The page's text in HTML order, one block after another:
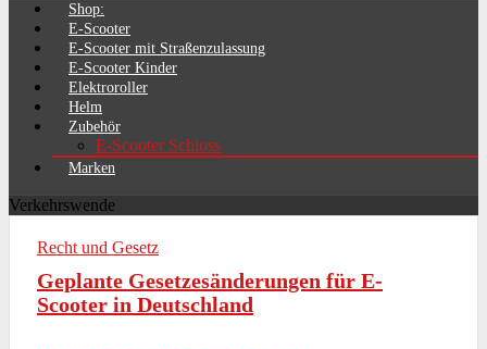
Shop:
E-Scooter
E-Scooter mit Straßenzulassung
E-Scooter Kinder
Elektroroller
Helm
Zubehör
E-Scooter Schloss
Marken
Verkehrswende
Recht und Gesetz
Geplante Gesetzesänderungen für E-
Scooter in Deutschland